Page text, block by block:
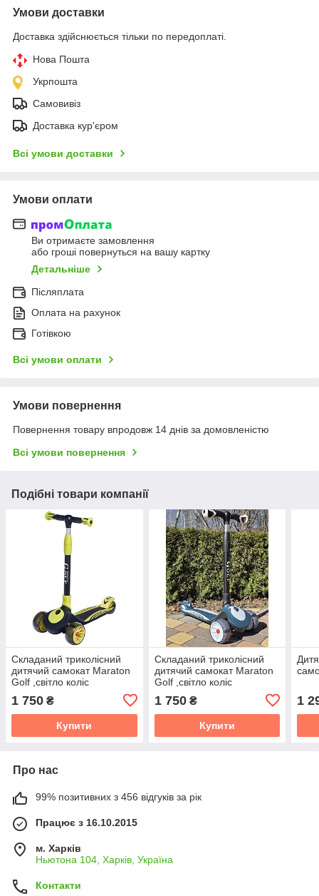
Умови доставки
Доставка здійснюється тільки по передоплаті.
Нова Пошта
Укрпошта
Самовивіз
Доставка кур'єром
Всі умови доставки
Умови оплати
Ви отримаєте замовлення
або гроші повернуться на вашу картку
Детальніше
Післяплата
Оплата на рахунок
Готівкою
Всі умови оплати
Умови повернення
Повернення товару впродовж 14 днів за домовленістю
Всі умови повернення
Подібні товари компанії
Складаний триколісний
дитячий самокат Maraton
Golf ,світло коліс
1 750 ₴
Купити
Складаний триколісний
дитячий самокат Maraton
Golf ,світло коліс
1 750₴
Купити
1
Про нас
99% позитивних з 456 відгуків за рік
Працює з 16.10.2015
м. Харків
Ньютона 104, Харків, Україна
Контакти